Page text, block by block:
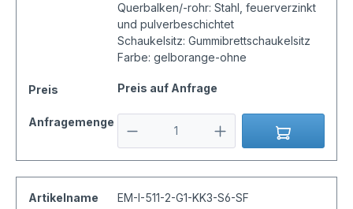
Querbalken/-rohr: Stahl, feuerverzinkt
und pulverbeschichtet
Schaukelsitz: Gummibrettschaukelsitz
Farbe: gelborange-ohne
Preis Preis auf Anfrage
Anfragemenge
Artikelname EM-I-511-2-G1-KK3-S6-SF